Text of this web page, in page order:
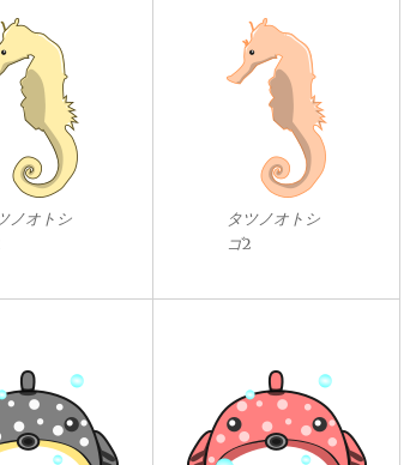
ノオトシ
タツノオトシ
ゴ2